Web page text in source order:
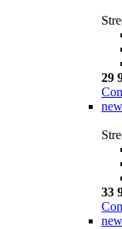
29
new
33
new